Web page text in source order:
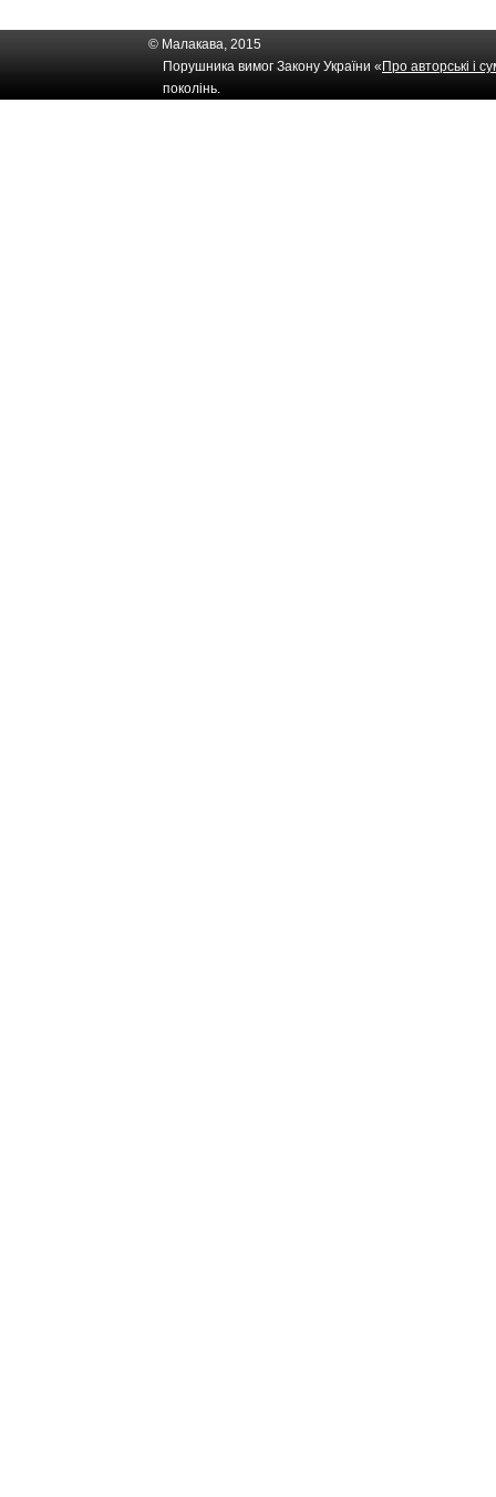
© Малакава, 2015
Порушника вимог Закону України « Про авторські і
поколінь.